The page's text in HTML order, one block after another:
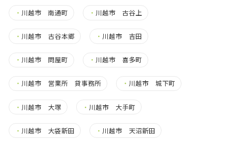
・ 川越市 南通町 ・ 川越市 古谷上
・ 川越市 古谷本郷 ・ 川越市 吉田
・ 川越市 問屋町 ・ 川越市 喜多町
・ 川越市 営業所 貸事務所 ・ 川越市 城下町
・ 川越市 大塚 ・ 川越市 大手町
・ 川越市 大袋新田 ・ 川越市 天沼新田